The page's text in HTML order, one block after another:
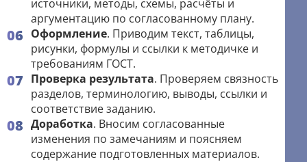
источники, методы, схемы, расчёты и
аргументацию по согласованному плану.
Оформление. Приводим текст, таблицы,
рисунки, формулы и ссылки к методичке и
требованиям ГОСТ.
Проверка результата. Проверяем связность
разделов, терминологию, выводы, ссылки и
соответствие заданию.
Доработка. Вносим согласованные
изменения по замечаниям и поясняем
содержание подготовленных материалов.